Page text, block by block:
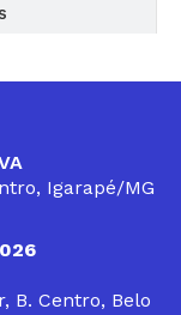
Igarapé/MG
B. Centro, Belo